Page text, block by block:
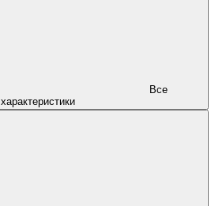
характеристики